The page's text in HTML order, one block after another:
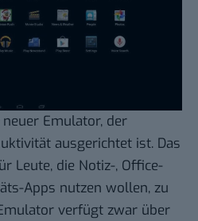
Emulator, der
ausgerichtet ist. Das
Leute, die Notiz-, Office-
Apps nutzen wollen, zu
verfügt zwar über